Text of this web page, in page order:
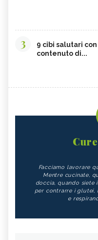
3
9 cibi salutari
contenuto di...
Facciamo lavorare
Mentre cucinate,
doccia, quando siete
per contrarre i glutei,
e